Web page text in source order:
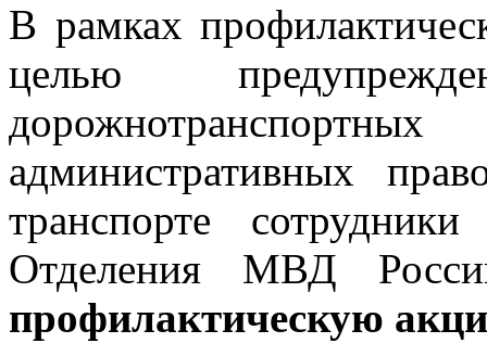
В рамках
целью
административных
транспорте
Отделения МВД
профилактическую